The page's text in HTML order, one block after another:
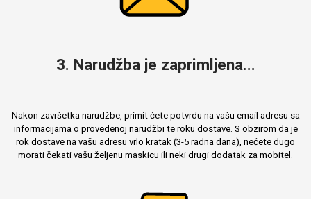
3. Narudžba je zaprimljena...
Nakon završetka narudžbe, primit ćete potvrdu na vašu email adresu sa
informacijama o provedenoj narudžbi te roku dostave. S obzirom da je
rok dostave na vašu adresu vrlo kratak (3-5 radna dana), nećete dugo
morati čekati vašu željenu maskicu ili neki drugi dodatak za mobitel.